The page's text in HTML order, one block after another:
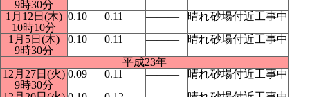
9時30分
1月12日(木)
10時10分
0.10 0.11 ――― 晴れ砂場付近工事中
1月5日(木)
9時30分
0.10 0.11 ――― 晴れ砂場付近工事中
平成23年
12月27日(火)
9時30分
0.09 0.11 ――― 晴れ砂場付近工事中